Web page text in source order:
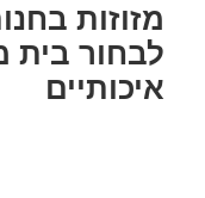
מזוזות
לבחור בית
איכותיים